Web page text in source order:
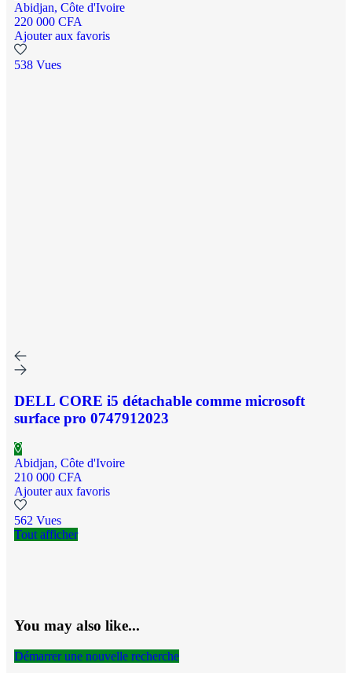
Abidjan, Côte d'Ivoire
220 000 CFA
Ajouter aux favoris
538 Vues
DELL CORE i5 détachable comme microsoft
surface pro 0747912023
Abidjan, Côte d'Ivoire
210 000 CFA
Ajouter aux favoris
562 Vues
Tout afficher
You may also like...
Démarrer une nouvelle recherche